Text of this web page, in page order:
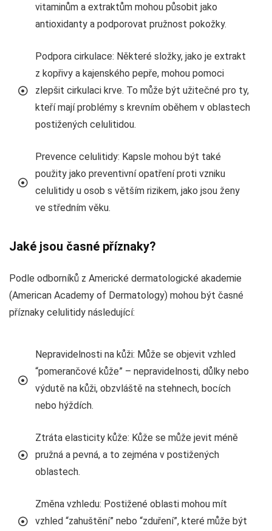
vitaminům a extraktům mohou působit jako
antioxidanty a podporovat pružnost pokožky.
Podpora cirkulace: Některé složky, jako je extrakt
z kopřivy a kajenského pepře, mohou pomoci
zlepšit cirkulaci krve. To může být užitečné pro ty,
kteří mají problémy s krevním oběhem v oblastech
postižených celulitidou.
Prevence celulitidy: Kapsle mohou být také
použity jako preventivní opatření proti vzniku
celulitidy u osob s větším rizikem, jako jsou ženy
ve středním věku.
Jaké jsou časné příznaky?
Podle odborníků z Americké dermatologické akademie
(American Academy of Dermatology) mohou být časné
příznaky celulitidy následující:
Nepravidelnosti na kůži: Může se objevit vzhled
“pomerančové kůže” – nepravidelnosti, důlky nebo
výdutě na kůži, obzvláště na stehnech, bocích
nebo hýždích.
Ztráta elasticity kůže: Kůže se může jevit méně
pružná a pevná, a to zejména v postižených
oblastech.
Změna vzhledu: Postižené oblasti mohou mít
vzhled “zahuštění” nebo “zduření”, které může být